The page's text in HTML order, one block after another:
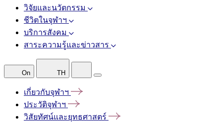
วิจัยและนวัตกรรม
ชีวิตในจุฬาฯ
บริการสังคม
สาระความรู้และข่าวสาร
On TH
เกี่ยวกับจุฬาฯ
ประวัติจุฬาฯ
วิสัยทัศน์และยุทธศาสตร์